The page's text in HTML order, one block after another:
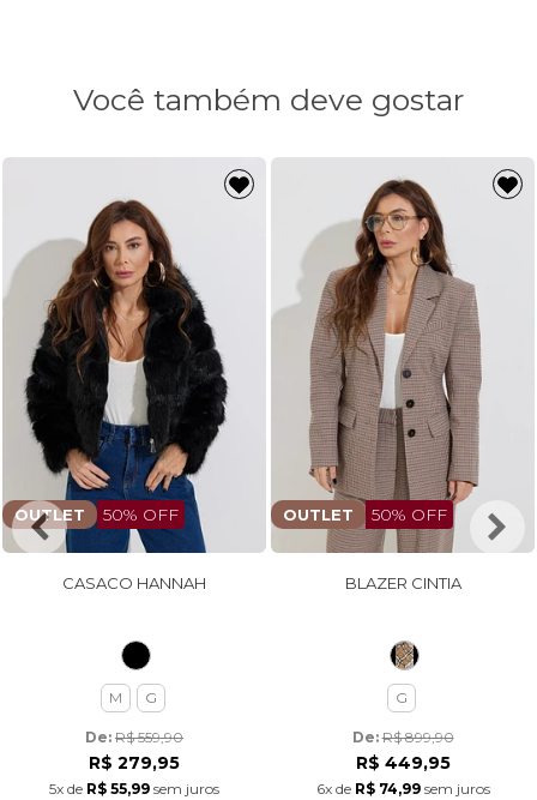
Você também deve gostar
OUTLET 50% OFF
CASACO HANNAH
M G
De: R$ 559,90
R$ 279,95
5x de R$ 55,99 sem juros
OUTLET 50% OFF
BLAZER CINTIA
G
De: R$ 899,90
R$ 449,95
6xde R$ 74,99sem juros